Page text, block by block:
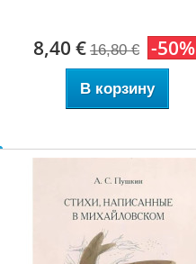
8,40 € 16,80 € -50%
В корзину